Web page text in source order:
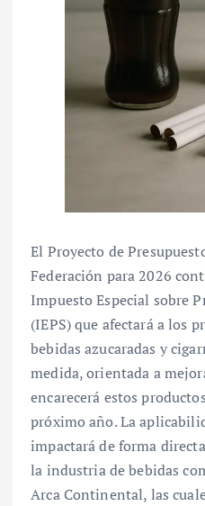
El Proyecto de
Federación para 2026
Impuesto Especial sobre
(IEPS) que afectará a los
bebidas azucaradas y
medida, orientada a
encarecerá estos
próximo año. La
impactará de forma
la industria de bebidas
Arca Continental, las